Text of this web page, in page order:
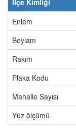
İlçe Kimliği
Enlem
Boylam
Rakım
Plaka Kodu
Mahalle Sayısı
Yüz ölçümü